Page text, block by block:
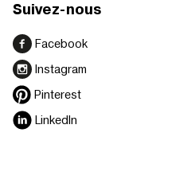
Suivez-nous
Facebook
Instagram
Pinterest
LinkedIn